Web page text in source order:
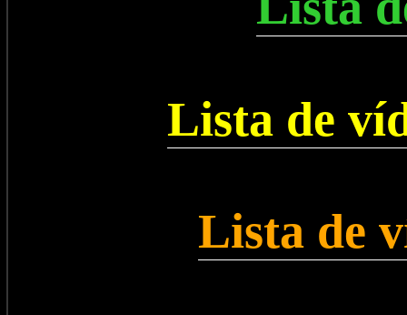
Lista de
Lista de